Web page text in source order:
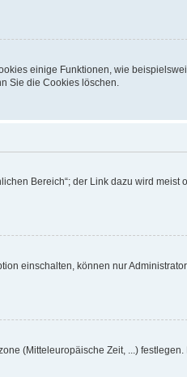
einige Funktionen, wie
Sie die Cookies löschen.
Bereich“; der Link dazu wird meist
einschalten, können nur
(Mitteleuropäische Zeit, ...) festlegen.